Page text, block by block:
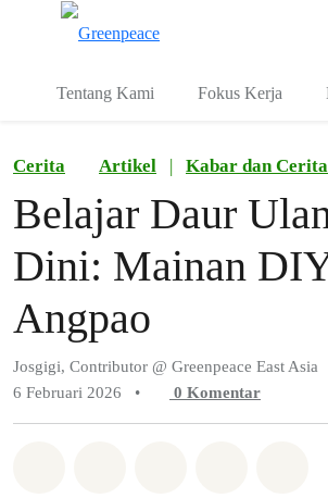
Tentang Kami Fokus Kerja
Cerita Artikel | Kabar dan Cerita
Belajar Daur
Dini: Mainan
Angpao
Josgigi, Contributor @ Greenpeace East Asia
6 Februari 2026
• 0 Komentar